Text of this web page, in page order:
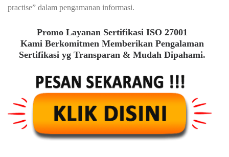
practise” dalam pengamanan informasi.
Promo Layanan Sertifikasi ISO 27001
Kami Berkomitmen Memberikan Pengalaman
Sertifikasi yg Transparan & Mudah Dipahami.